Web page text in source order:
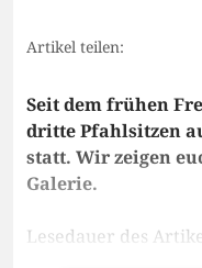
Artikel teilen:
Seit dem frühen
dritte Pfahlsitzen
statt. Wir zeigen
Galerie.
Lesedauer des